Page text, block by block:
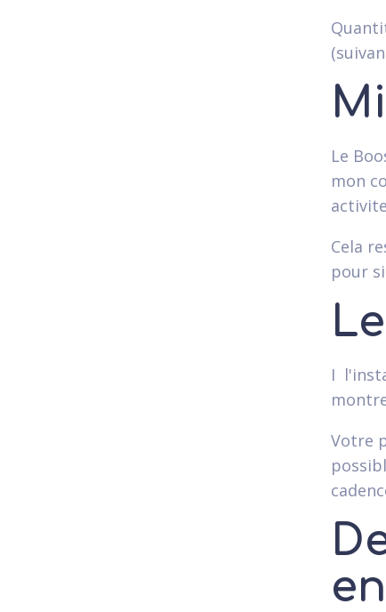
Le
mon
Cela
pour
I
Votre